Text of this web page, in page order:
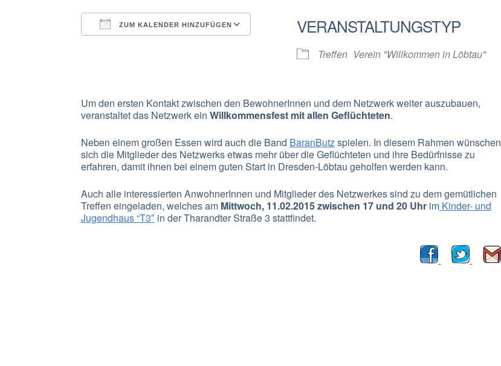
ZUM KALENDER HINZUFÜGEN
Google Kalender
VERANSTALTUNGSTYP
Treffen Verein "Willkommen in Löbtau"
Um den ersten Kontakt zwischen den BewohnerInnen und dem Netzwerk weiter auszubauen,
veranstaltet das Netzwerk ein Willkommensfest mit allen Geflüchteten.
Neben einem großen Essen wird auch die Band BaranButzspielen. In diesem Rahmen wünschen
sich die Mitglieder des Netzwerks etwas mehr über die Geflüchteten und ihre Bedürfnisse zu
erfahren, damit ihnen bei einem guten Start in Dresden-Löbtau geholfen werden kann.
Auch alle interessierten AnwohnerInnen und Mitglieder des Netzwerkes sind zu dem gemütlichen
Treffen eingeladen, welches am Mittwoch, 11.02.2015 zwischen 17 und 20 UhrimKinder- und
Jugendhaus “T3″in der Tharandter Straße 3 stattfindet.